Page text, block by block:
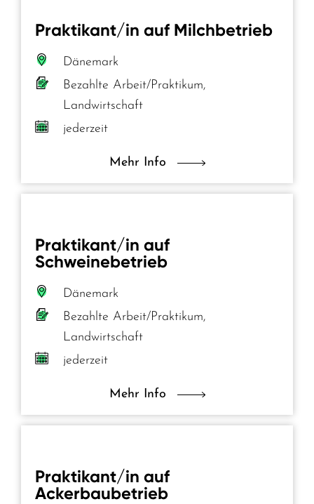
Praktikant/in auf Milchbetrieb
Dänemark
Bezahlte Arbeit/Praktikum,
Landwirtschaft
jederzeit
Mehr Info
Praktikant/in auf
Schweinebetrieb
Dänemark
Bezahlte Arbeit/Praktikum,
Landwirtschaft
jederzeit
Mehr Info
Praktikant/in auf
Ackerbaubetrieb